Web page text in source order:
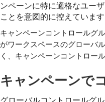
ンペーンに特に適格なユー
ことを意図的に控えています
キャンペーンコントロールグ
がワークスペースのグローバ
く、キャンペーンコントロー
キャンペーンで
グローバルコントロールグ